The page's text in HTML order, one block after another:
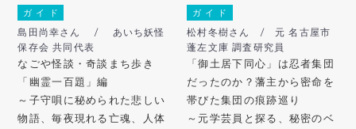
ガ イ ド
島田尚幸さん / あいち妖怪
保存会 共同代表
なごや怪談・奇談まち歩き
「幽霊一百題」編
～子守唄に秘められた悲しい
物語、毎夜現れる亡魂、人体
ガ イ ド
松村冬樹さん / 元 名古屋市
蓬左文庫 調査研究員
「御土居下同心」は忍者集団
だったのか？藩主から密命を
帯びた集団の痕跡巡り
～元学芸員と探る、秘密のベ